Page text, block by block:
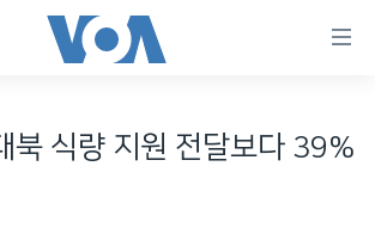
북 식량 지원 전달보다 39%